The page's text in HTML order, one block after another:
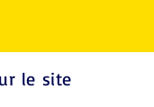
le site